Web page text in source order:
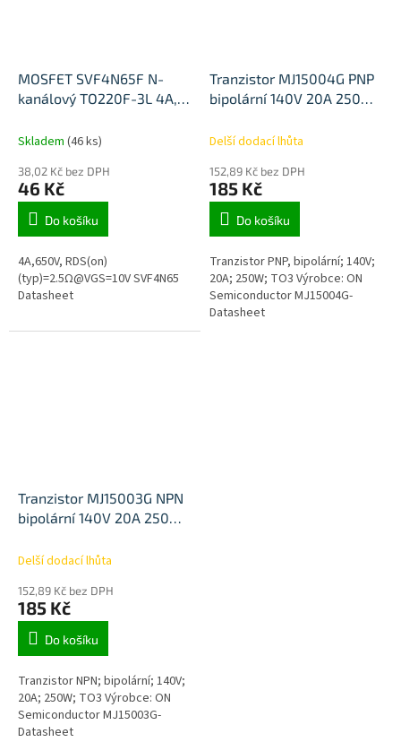
MOSFET SVF4N65F N-
kanálový TO220F-3L 4A,
Skladem (46 ks)
38,02 Kč bez DPH
46 Kč
Do košíku
4A,650V, RDS(on)
(typ)=2.5Ω@VGS=10V SVF4N65
Datasheet
Tranzistor MJ15004G PNP
bipolární 140V 20A 250W
Delší dodací lhůta
152,89 Kč bez DPH
185 Kč
Do košíku
Tranzistor PNP, bipolární; 140V;
20A; 250W; TO3 Výrobce: ON
Semiconductor MJ15004G-
Datasheet
Tranzistor MJ15003G NPN
bipolární 140V 20A 250W
Delší dodací lhůta
152,89 Kč bez DPH
185 Kč
Do košíku
Tranzistor NPN; bipolární; 140V;
20A; 250W; TO3 Výrobce: ON
Semiconductor MJ15003G-
Datasheet